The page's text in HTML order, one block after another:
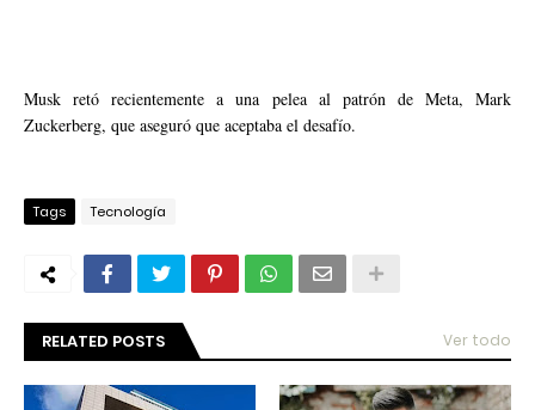
Musk retó recientemente a una pelea al patrón de Meta, Mark
Zuckerberg, que aseguró que aceptaba el desafío.
Tags Tecnología
RELATED POSTS Ver todo